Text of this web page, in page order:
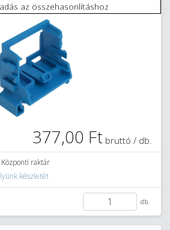
az összehasonlításhoz
377,00 Ft bruttó / db.
Központi raktár
készletét
db.